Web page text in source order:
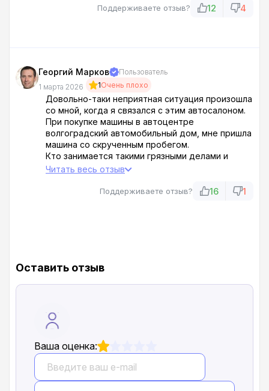
центр с Исторической 162 за километр, а то и
Поддерживаете отзыв? 12 4
Георгий Марков
Пользователь
1 марта 2026
1Очень плохо
Довольно-таки неприятная ситуация произошла
со мной, когда я связался с этим автосалоном.
При покупке машины в автоцентре
волгоградский автомобильный дом, мне пришла
машина со скрученным пробегом.
Кто занимается такими грязными делами и
обманом непонятно, так как, они никак не
бежать надо от такого автосалона со всех ног..
Читать весь отзыв
Поддерживаете отзыв? 16 1
Оставить отзыв
Ваша оценка: